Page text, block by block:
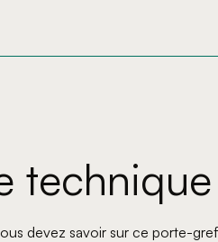
technique
devez savoir sur ce porte-